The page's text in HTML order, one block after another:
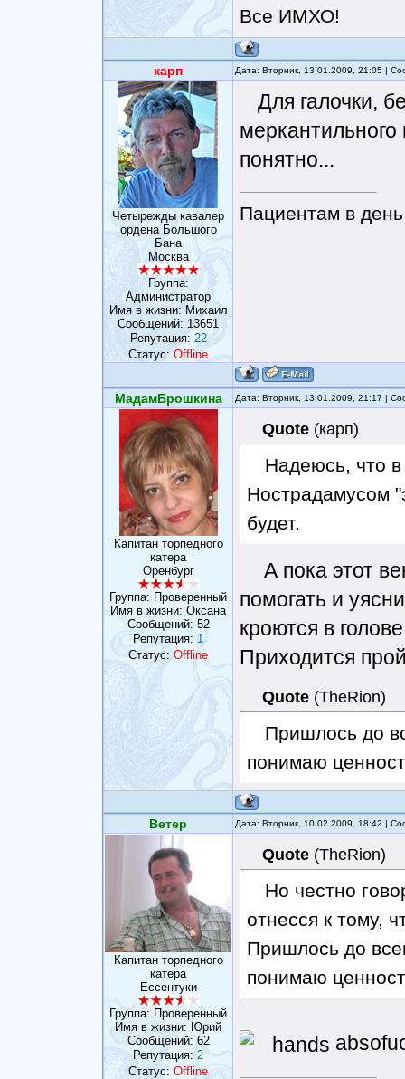
Все ИМХО!
карп Дата: Вторник, 13.01.2009, 21:05 |
Четырежды кавалер
ордена Большого
Бана
Москва
Группа:
Администратор
Имя в жизни: Михаил
Сообщений: 13651
Репутация: 22
Статус:Offline
Для галочки,
понятно...
Пациентам в
МадамБрошкина Дата: Вторник, 13.01.2009, 21:17 |
Капитан торпедного
катера
Оренбург
Группа: Проверенный
Имя в жизни: Оксана
Сообщений: 52
Репутация: 1
Статус: Offline
Quote (карп)
Надеюсь, что
Нострадамусом
будет.
А пока этот
помогать и
кроются в
Приходится
Quote (TheRion)
Пришлось до
понимаю
Ветер Дата: Вторник, 10.02.2009, 18:42 |
Капитан торпедного
катера
Ессентуки
Группа: Проверенный
Имя в жизни: Юрий
Сообщений: 62
Репутация: 2
Статус: Offline
Quote (TheRion)
Но честно
отнесся к тому,
Пришлось до
понимаю